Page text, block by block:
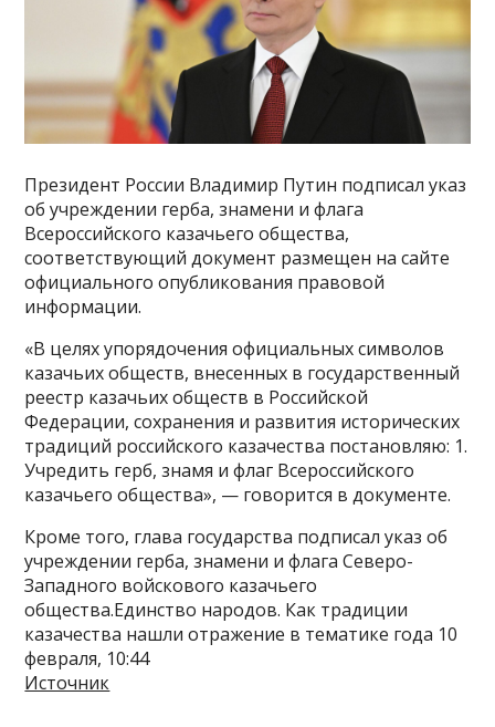
Президент России Владимир Путин подписал указ
об учреждении герба, знамени и флага
Всероссийского казачьего общества,
соответствующий документ размещен на сайте
официального опубликования правовой
информации.
«В целях упорядочения официальных символов
казачьих обществ, внесенных в государственный
реестр казачьих обществ в Российской
Федерации, сохранения и развития исторических
традиций российского казачества постановляю: 1.
Учредить герб, знамя и флаг Всероссийского
казачьего общества», — говорится в документе.
Кроме того, глава государства подписал указ об
учреждении герба, знамени и флага Северо-
Западного войскового казачьего
общества.Единство народов. Как традиции
казачества нашли отражение в тематике года 10
февраля, 10:44
Источник